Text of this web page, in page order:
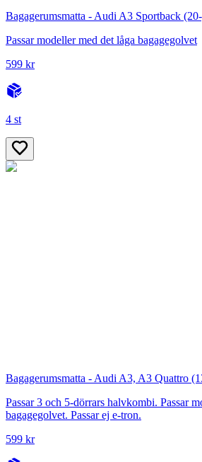
Bagagerumsmatta - Audi A3 Sportback
Passar modeller med det låga bagagegolvet
599 kr
4 st
Bagagerumsmatta - Audi A3, A3 Quattro
Passar 3 och 5-dörrars halvkombi. Passar
bagagegolvet. Passar ej e-tron.
599 kr